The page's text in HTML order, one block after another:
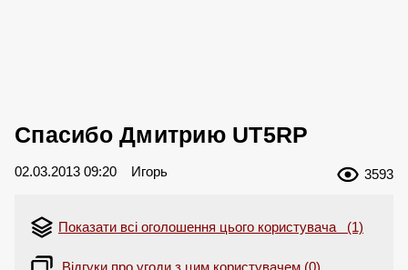
Спасибо Дмитрию UT5RP
02.03.2013 09:20 Игорь 3593
Показати всі оголошення цього користувача (1)
Відгуки про угоди з цим користувачем (0)